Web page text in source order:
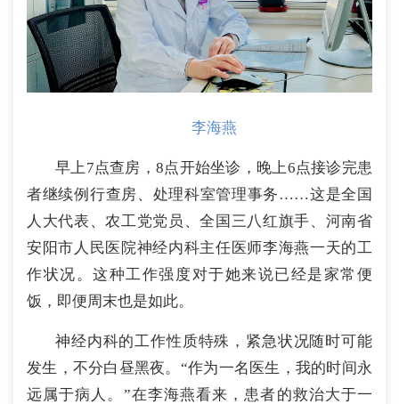
李海燕
早上7点查房，8点开始坐诊，晚上6点接诊完患
者继续例行查房、处理科室管理事务……这是全国
人大代表、农工党党员、全国三八红旗手、河南省
安阳市人民医院神经内科主任医师李海燕一天的工
作状况。这种工作强度对于她来说已经是家常便
饭，即便周末也是如此。
神经内科的工作性质特殊，紧急状况随时可能
发生，不分白昼黑夜。“作为一名医生，我的时间永
远属于病人。”在李海燕看来，患者的救治大于一